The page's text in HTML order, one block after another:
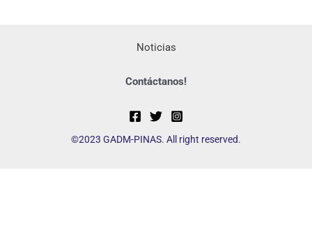
Noticias
Contáctanos!
©2023 GADM-PINAS. All right reserved.